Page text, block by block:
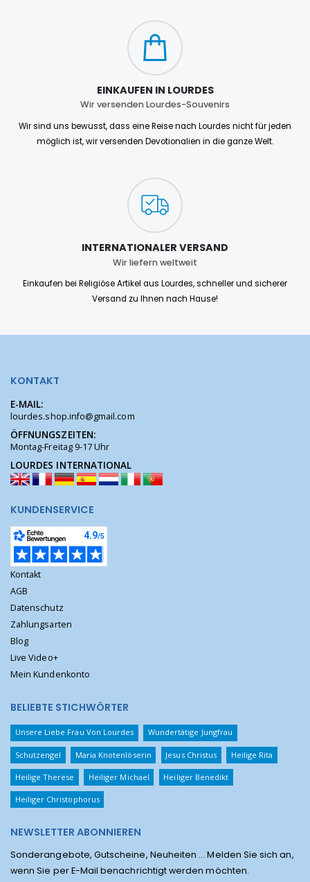
EINKAUFEN IN LOURDES
Wir versenden Lourdes-Souvenirs
Wir sind uns bewusst, dass eine Reise nach Lourdes nicht für jeden
möglich ist, wir versenden Devotionalien in die ganze Welt.
INTERNATIONALER VERSAND
Wir liefern weltweit
Einkaufen bei Religiöse Artikel aus Lourdes, schneller und sicherer
Versand zu Ihnen nach Hause!
KONTAKT
E-MAIL:
lourdes.shop.info@gmail.com
ÖFFNUNGSZEITEN:
Montag-Freitag 9-17 Uhr
LOURDES INTERNATIONAL
KUNDENSERVICE
Kontakt
AGB
Datenschutz
Zahlungsarten
Blog
Live Video+
Mein Kundenkonto
BELIEBTE STICHWÖRTER
Unsere Liebe Frau Von Lourdes Wundertätige Jungfrau
Schutzengel Maria Knotenlöserin Jesus Christus Heilige Rita
Heilige Therese Heiliger Michael Heiliger Benedikt
Heiliger Christophorus
NEWSLETTER ABONNIEREN
Sonderangebote, Gutscheine, Neuheiten ... Melden Sie sich an,
wenn Sie per E-Mail benachrichtigt werden möchten.